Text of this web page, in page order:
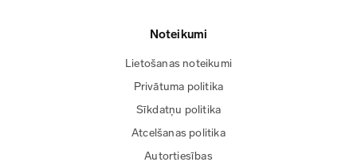
Noteikumi
Lietošanas noteikumi
Privātuma politika
Sīkdatņu politika
Atcelšanas politika
Autortiesības